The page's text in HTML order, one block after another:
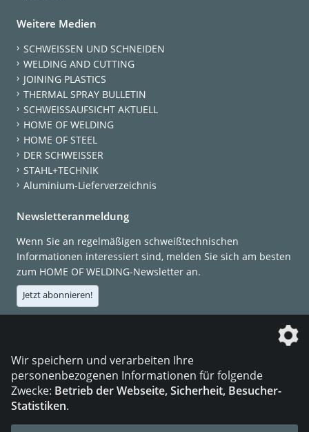
Weitere Medien
SCHWEISSEN UND SCHNEIDEN
WELDING AND CUTTING
JOINING PLASTICS
THERMAL SPRAY BULLETIN
SCHWEISSAUFSICHT AKTUELL
HOME OF WELDING
HOME OF STEEL
DER SCHWEISSER
STAHL+TECHNIK
Aluminium-Lieferverzeichnis
Newsletteranmeldung
Wenn Sie an regelmäßigen schweißtechnischen
Informationen interessiert sind, melden Sie sich am besten
zum HOME OF WELDING-Newsletter an.
Jetzt abonnieren!
Die DVS Media GmbH ist ein Unternehmen der
Wir speichern und verarbeiten Ihre
personenbezogenen Informationen für folgende
Zwecke: Betrieb der Webseite, Sicherheit, Besucher-
Statistiken.